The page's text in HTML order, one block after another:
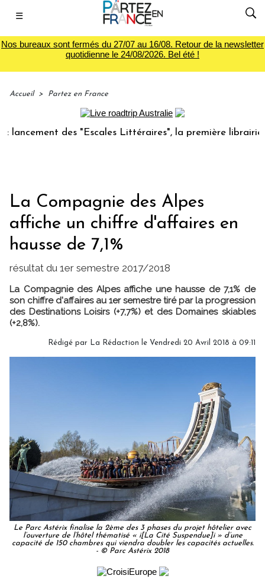
☰
Nos bureaux sont fermés du 27/07 au 16/08. Retour de la newsletter
quotidienne le 24/08/2026. Bel été !
Accueil > Partez en France
des "Escales Littéraires", la première librairie du
La Compagnie des Alpes
affiche un chiffre d'affaires en
hausse de 7,1%
résultat du 1er semestre 2017/2018
La Compagnie des Alpes affiche une hausse de 7,1% de
son chiffre d'affaires au 1er semestre tiré par la progression
des Destinations Loisirs (+7,7%) et des Domaines skiables
(+2,8%).
Rédigé par La Rédaction le Vendredi 20 Avril 2018 à 09:11
Le Parc Astérix finalise la 2ème des 3 phases du projet hôtelier avec
l’ouverture de l’hôtel thématisé « i[La Cité Suspendue]i » d’une
capacité de 150 chambres qui viendra doubler les capacités actuelles.
- © Parc Astérix 2018